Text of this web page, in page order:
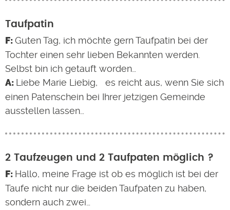
Taufpatin
Guten Tag, ich möchte gern Taufpatin bei der
Tochter einen sehr lieben Bekannten werden.
Selbst bin ich getauft worden…
Liebe Marie Liebig, es reicht aus, wenn Sie sich
einen Patenschein bei Ihrer jetzigen Gemeinde
ausstellen lassen…
2 Taufzeugen und 2 Taufpaten möglich ?
Hallo, meine Frage ist ob es möglich ist bei der
Taufe nicht nur die beiden Taufpaten zu haben,
sondern auch zwei…